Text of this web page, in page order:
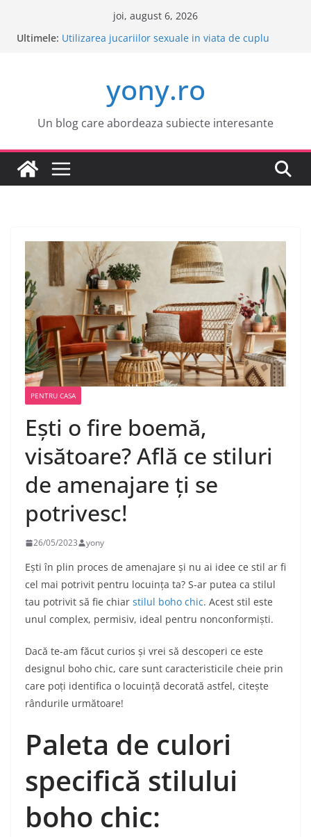
joi, august 6, 2026
Ultimele: Este o idee buna sa cumpar o masina electrica?
Tot ce trebuie sa stii despre bolile copilariei
Tot ce trebuie sa stii despre epilarea definitiva
yony.ro
Un blog care abordeaza subiecte interesante
PENTRU CASA
Ești o fire boemă,
visătoare? Află ce stiluri
de amenajare ți se
potrivesc!
26/05/2023 yony
Ești în plin proces de amenajare și nu ai idee ce stil ar fi
cel mai potrivit pentru locuința ta? S-ar putea ca stilul
tau potrivit să fie chiar stilul boho chic. Acest stil este
unul complex, permisiv, ideal pentru nonconformiști.
Dacă te-am făcut curios și vrei să descoperi ce este
designul boho chic, care sunt caracteristicile cheie prin
care poți identifica o locuință decorată astfel, citește
rândurile următoare!
Paleta de culori
specifică stilului
boho chic: